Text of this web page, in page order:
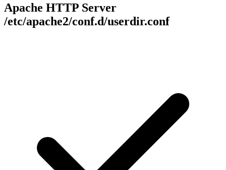
Apache HTTP Server
/etc/apache2/conf.d/userdir.conf